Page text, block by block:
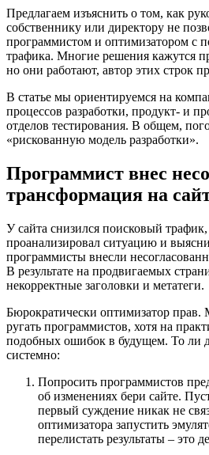
Предлагаем изъяснить о том, как
собственнику или директору не
программистом и оптимизатором с
трафика. Многие решения кажутся
но они работают, автор этих строк
В статье мы ориентируемся на
процессов разработки, продукт- и
отделов тестирования. В общем,
«рискованную модель разработки».
Программист внес
трансформация на
У сайта снизился поисковый
проанализировал ситуацию и
программисты внесли
В результате на продвигаемых
некорректные заголовки и метатеги.
Бюрократически оптимизатор прав.
ругать программистов, хотя на
подобных ошибок в будущем. То ли
системно:
Попросить программистов
об изменениях бери сайте.
первый суждение никак не
оптимизатора запустить
перелистать результаты – это